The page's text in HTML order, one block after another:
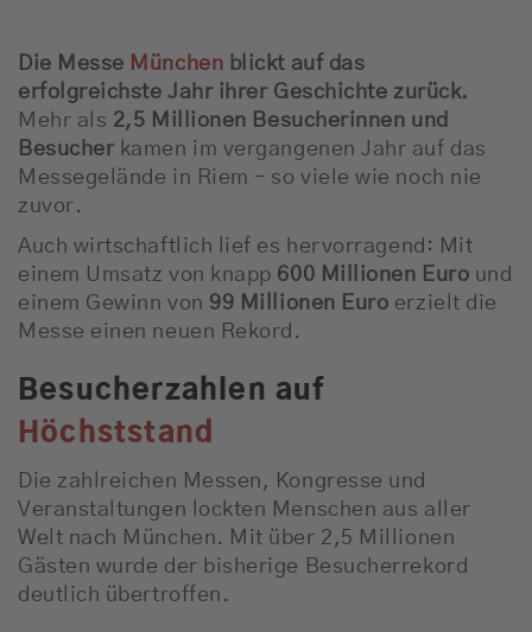
Die Messe München blickt auf das
erfolgreichste Jahr ihrer Geschichte zurück.
Mehr als 2,5 Millionen Besucherinnen und
Besucherkamen im vergangenen Jahr auf das
Messegelände in Riem – so viele wie noch nie
zuvor.
Auch wirtschaftlich lief es hervorragend: Mit
einem Umsatz von knapp 600 Millionen Euro und
einem Gewinn von 99 Millionen Euro erzielt die
Messe einen neuen Rekord.
Besucherzahlen auf
Höchststand
Die zahlreichen Messen, Kongresse und
Veranstaltungen lockten Menschen aus aller
Welt nach München. Mit über 2,5 Millionen
Gästen wurde der bisherige Besucherrekord
deutlich übertroffen.